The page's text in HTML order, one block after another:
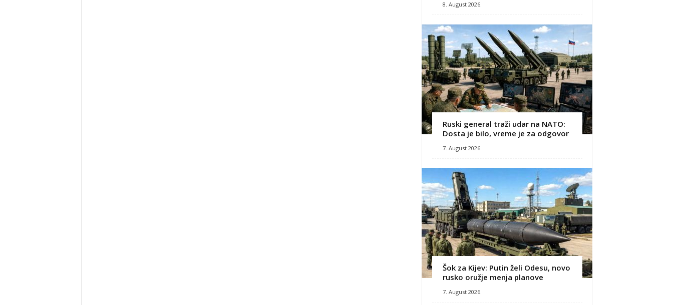
8. August 2026.
Ruski general traži udar na NATO:
Dosta je bilo, vreme je za odgovor
7. August 2026.
Šok za Kijev: Putin želi Odesu, novo
rusko oružje menja planove
7. August 2026.